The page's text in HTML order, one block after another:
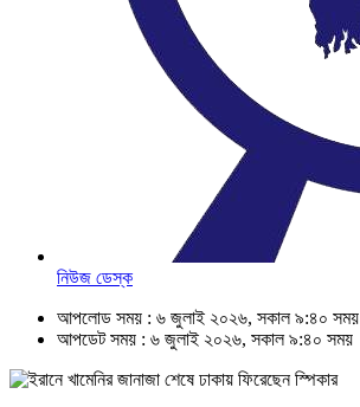
নিউজ ডেস্ক
আপলোড সময় : ৬ জুলাই ২০২৬, সকাল ৯:৪০ সময়
আপডেট সময় : ৬ জুলাই ২০২৬, সকাল ৯:৪০ সময়